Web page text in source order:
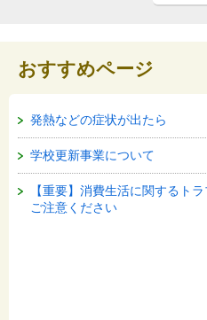
おすすめページ
発熱などの症状が出たら
学校更新事業について
【重要】消費生活に関するトラ
ご注意ください